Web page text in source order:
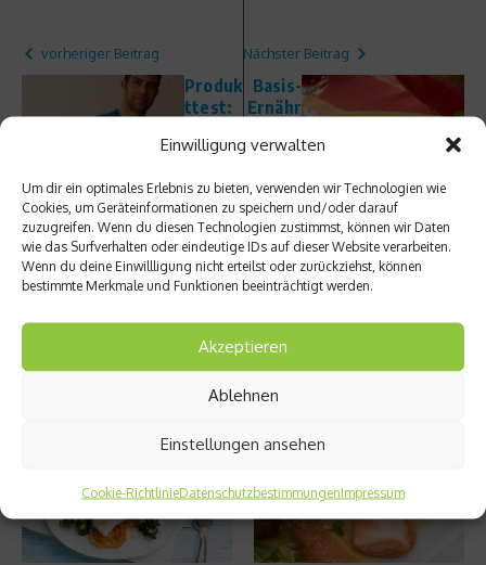
Einwilligung verwalten
Um dir ein optimales Erlebnis zu bieten, verwenden wir Technologien wie
Cookies, um Geräteinformationen zu speichern und/oder darauf
zuzugreifen. Wenn du diesen Technologien zustimmst, können wir Daten
wie das Surfverhalten oder eindeutige IDs auf dieser Website verarbeiten.
Wenn du deine Einwillligung nicht erteilst oder zurückziehst, können
bestimmte Merkmale und Funktionen beeinträchtigt werden.
Akzeptieren
Ablehnen
Einstellungen ansehen
Cookie-RichtlinieDatenschutzbestimmungenImpressum
vorheriger Beitrag
Produk
ttest:
Pfund
wegma
ssiere
n
Nächster Beitrag
Basis-
Ernähr
Budap
Gulasc
hsupp
e